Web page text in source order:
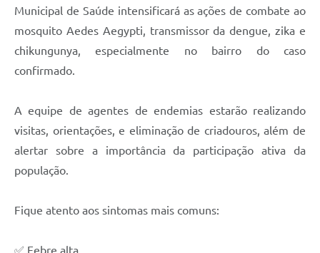
Municipal de Saúde intensificará as ações de combate ao
mosquito Aedes Aegypti, transmissor da dengue, zika e
chikungunya, especialmente no bairro do caso
confirmado.
A equipe de agentes de endemias estarão realizando
visitas, orientações, e eliminação de criadouros, além de
alertar sobre a importância da participação ativa da
população.
Fique atento aos sintomas mais comuns:
✅ Febre alta